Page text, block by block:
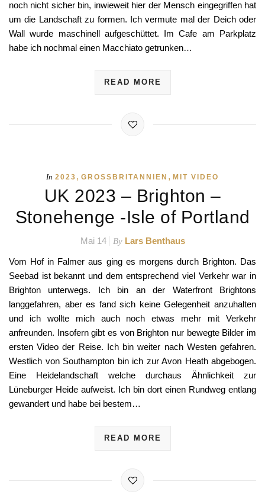
noch nicht sicher bin, inwieweit hier der Mensch eingegriffen hat
um die Landschaft zu formen. Ich vermute mal der Deich oder
Wall wurde maschinell aufgeschüttet. Im Cafe am Parkplatz
habe ich nochmal einen Macchiato getrunken…
READ MORE
In 2023 , GROSSBRITANNIEN , MIT VIDEO
UK 2023 – Brighton –
Stonehenge -Isle of Portland
Mai 14 By Lars Benthaus
Vom Hof in Falmer aus ging es morgens durch Brighton. Das
Seebad ist bekannt und dem entsprechend viel Verkehr war in
Brighton unterwegs. Ich bin an der Waterfront Brightons
langgefahren, aber es fand sich keine Gelegenheit anzuhalten
und ich wollte mich auch noch etwas mehr mit Verkehr
anfreunden. Insofern gibt es von Brighton nur bewegte Bilder im
ersten Video der Reise. Ich bin weiter nach Westen gefahren.
Westlich von Southampton bin ich zur Avon Heath abgebogen.
Eine Heidelandschaft welche durchaus Ähnlichkeit zur
Lüneburger Heide aufweist. Ich bin dort einen Rundweg entlang
gewandert und habe bei bestem…
READ MORE